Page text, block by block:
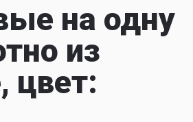
на одну
из
цвет: